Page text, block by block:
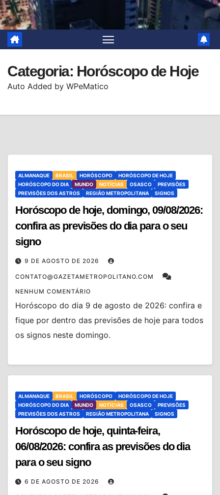
Categoria: Horóscopo de Hoje
Auto Added by WPeMatico
ALMANAQUE BRASIL HORÓSCOPO
HORÓSCOPO DE HOJE
HORÓSCOPO DO DIA
MUNDO NOTÍCIAS OSASCO
PREVISÕES
PREVISÕES DOS ASTROS
REGIÃO METROPOLITANA SIGNOS
Horóscopo de hoje, domingo, 09/08/2026:
confira as previsões do dia para o seu
signo
9 DE AGOSTO DE 2026
CONTATO@GAZETAMETROPOLITANO.COM
NENHUM COMENTÁRIO
Horóscopo do dia 9 de agosto de 2026: confira e
fique por dentro das previsões de hoje para todos
os signos neste domingo.
ALMANAQUE BRASIL HORÓSCOPO
HORÓSCOPO DE HOJE
HORÓSCOPO DO DIA
MUNDO NOTÍCIAS OSASCO
PREVISÕES
PREVISÕES DOS ASTROS
REGIÃO METROPOLITANA SIGNOS
Horóscopo de hoje, quinta-feira,
06/08/2026: confira as previsões do dia
para o seu signo
6 DE AGOSTO DE 2026